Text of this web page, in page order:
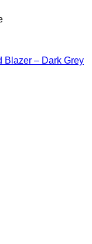
Blazer – Dark Grey